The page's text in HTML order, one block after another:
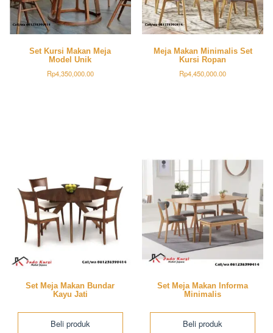
Set Kursi Makan Meja
Model Unik
Rp4,350,000.00
Meja Makan Minimalis Set
Kursi Ropan
Rp4,450,000.00
Set Meja Makan Bundar
Kayu Jati
Beli produk
Set Meja Makan Informa
Minimalis
Beli produk